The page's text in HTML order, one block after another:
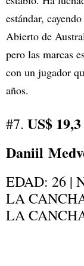
estándar,
Abierto de
pero las marcas
con un jugador
años.
#7. US$
Daniil
EDAD: 26 |
LA
LA